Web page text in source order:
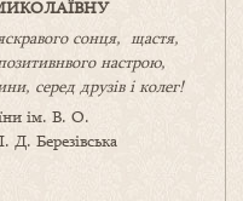
сонця, щастя,
настрою,
, серед друзів і колег!
ім. В. О.
Березівська